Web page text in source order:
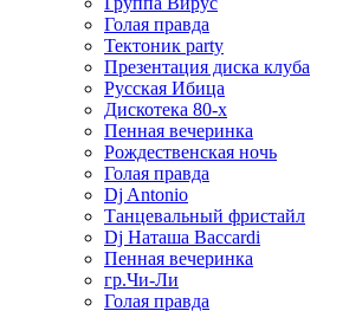
Голая правда
Тектоник party
Презентация диска клуба
Русская Ибица
Дискотека 80-х
Пенная вечеринка
Рождественская ночь
Голая правда
Dj Antonio
Танцевальный фристайл
Dj Наташа Baccardi
Пенная вечеринка
гр.Чи-Ли
Голая правда